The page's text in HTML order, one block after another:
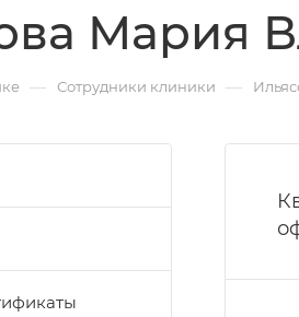
Мария
— Сотрудники клиники —